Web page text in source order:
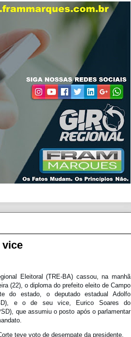
vice
Eleitoral (TRE-BA) cassou, na manhã
(22), o diploma do prefeito eleito de Campo
do estado, o deputado estadual Adolfo
e o de seu vice, Eurico Soares do
que assumiu o posto após o parlamentar
teve voto de desempate da presidente,